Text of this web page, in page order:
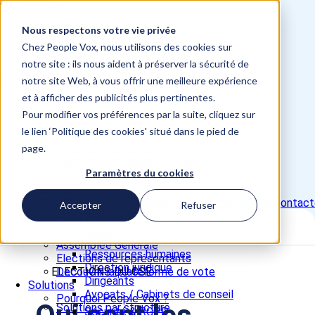
Nous respectons votre vie privée
Chez People Vox, nous utilisons des cookies sur
notre site : ils nous aident à préserver la sécurité de
notre site Web, à vous offrir une meilleure expérience
et à afficher des publicités plus pertinentes.
Pour modifier vos préférences par la suite, cliquez sur
le lien ‘Politique des cookies' situé dans le pied de
page.
Paramètres du cookies
Accepter Refuser
Skip to content
📞 +33 5 82 95 56 50
Site Études d'opinion
Se connecter / voter
Close
Elections CSE
Référendum
Découvrir la plateforme de vote
Solutions
Pourquoi People Vox ?
Sécurité & RGPD
Solutions par profil
Ressources humaines
Direction juridique
Dirigeants
Avocats / Cabinets de conseil
Solutions par structure
Produit
Elections CSE
Assemblée Générale
Elections de représentants
Découvrir la plateforme de vote
Solutions
Pourquoi People Vox ?
Sécurité & RGPD
Demander une démo Nous
ELECTIONS DU CSE